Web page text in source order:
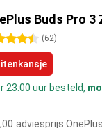
Buds Pro 3
(62)
23:00 uur besteld,
adviesprijs OnePlus